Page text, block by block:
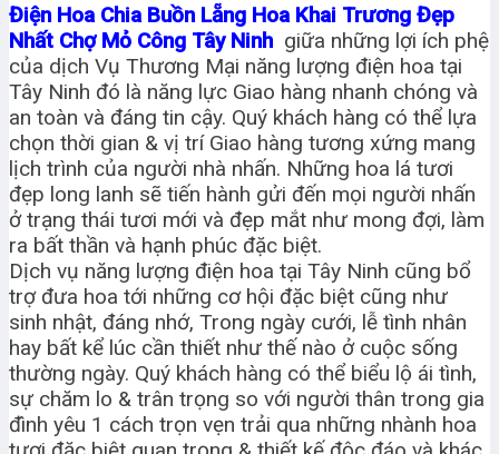
Điện Hoa Chia Buồn Lẵng Hoa Khai Trương Đẹp
Nhất Chợ Mỏ Công Tây Ninh giữa những lợi ích phệ
của dịch Vụ Thương Mại năng lượng điện hoa tại
Tây Ninh đó là năng lực Giao hàng nhanh chóng và
an toàn và đáng tin cậy. Quý khách hàng có thể lựa
chọn thời gian & vị trí Giao hàng tương xứng mang
lịch trình của người nhà nhấn. Những hoa lá tươi
đẹp long lanh sẽ tiến hành gửi đến mọi người nhấn
ở trạng thái tươi mới và đẹp mắt như mong đợi, làm
ra bất thần và hạnh phúc đặc biệt.
Dịch vụ năng lượng điện hoa tại Tây Ninh cũng bổ
trợ đưa hoa tới những cơ hội đặc biệt cũng như
sinh nhật, đáng nhớ, Trong ngày cưới, lễ tình nhân
hay bất kể lúc cần thiết như thế nào ở cuộc sống
thường ngày. Quý khách hàng có thể biểu lộ ái tình,
sự chăm lo & trân trọng so với người thân trong gia
đình yêu 1 cách trọn vẹn trải qua những nhành hoa